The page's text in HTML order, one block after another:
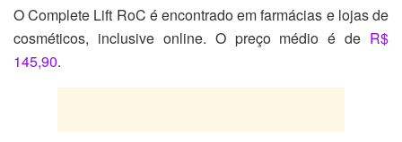
O Complete Lift RoC é encontrado em farmácias e lojas de
cosméticos, inclusive online. O preço médio é de R$
145,90.